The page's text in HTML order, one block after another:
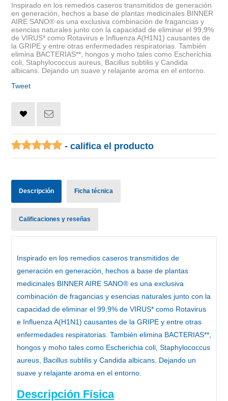
Inspirado en los remedios caseros transmitidos de generación
en generación, hechos a base de plantas medicinales BINNER
AIRE SANO® es una exclusiva combinación de fragancias y
esencias naturales junto con la capacidad de eliminar el 99,9%
de VIRUS* como Rotavirus e Influenza A(H1N1) causantes de
la GRIPE y entre otras enfermedades respiratorias. También
elimina BACTERIAS**, hongos y moho tales como Escherichia
coli, Staphylococcus aureus, Bacillus subtilis y Candida
albicans. Dejando un suave y relajante aroma en el entorno.
Tweet
- califica el producto
Descripción Ficha técnica
Calificaciones y reseñas
Inspirado en los remedios caseros transmitidos de
generación en generación, hechos a base de plantas
medicinales BINNER AIRE SANO® es una exclusiva
combinación de fragancias y esencias naturales junto con la
capacidad de eliminar el 99,9% de VIRUS* como Rotavirus
e Influenza A(H1N1) causantes de la GRIPE y entre otras
enfermedades respiratorias. También elimina BACTERIAS**,
hongos y moho tales como Escherichia coli, Staphylococcus
aureus, Bacillus subtilis y Candida albicans. Dejando un
suave y relajante aroma en el entorno.
Descripción Física